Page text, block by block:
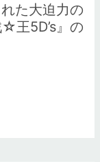
た大迫力の
王5D’s』の